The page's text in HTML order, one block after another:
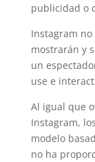
publicidad o
Instagram
mostrarán y
un
use e
Al igual que
Instagram,
modelo
no ha